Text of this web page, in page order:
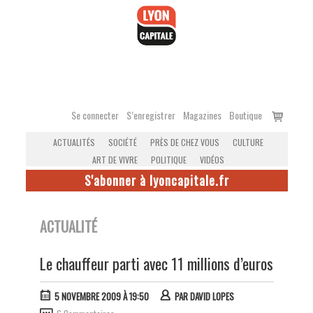
Se connecter S’enregistrer Magazines Boutique
Voir
ACTUALITÉS SOCIÉTÉ PRÈS DE CHEZ VOUS
CULTURE
ART DE VIVRE
POLITIQUE VIDÉOS
S'abonner à lyoncapitale.fr
ACTUALITÉ
Le chauffeur parti avec 11 millions d’euros
5 NOVEMBRE 2009 À 19:50 PARDAVID LOPES